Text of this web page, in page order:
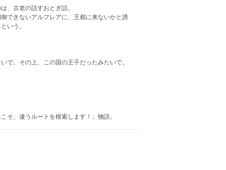
、古老の話すおとぎ話。
できないアルフレアに、王都に来ないかと誘
いう。
で。その上、この国の王子だったみたいで。
そ、違うルートを模索します！」物語。